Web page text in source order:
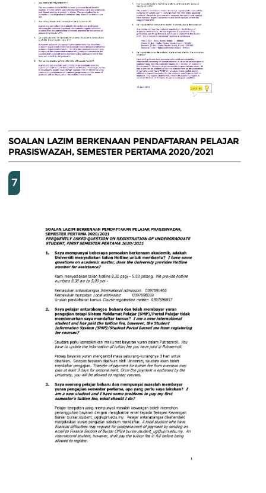
SOALAN LAZIM BERKENAAN PENDAFTARAN PELAJAR
PRASISWAZAH, SEMESTER PERTAMA 2020/2021
7